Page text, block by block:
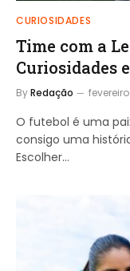
CURIOSIDADES
Time com a
Curiosidades
ByRedação
O futebol é uma
consigo uma
Escolher…